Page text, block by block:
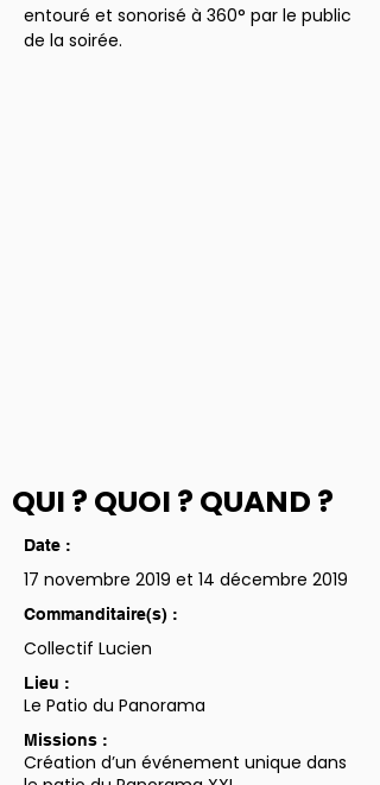
entouré et sonorisé à 360° par le public
de la soirée.
QUI ? QUOI ? QUAND ?
Date :
17 novembre 2019 et 14 décembre 2019
Commanditaire(s) :
Collectif Lucien
Lieu :
Le Patio du Panorama
Missions :
Création d’un événement unique dans